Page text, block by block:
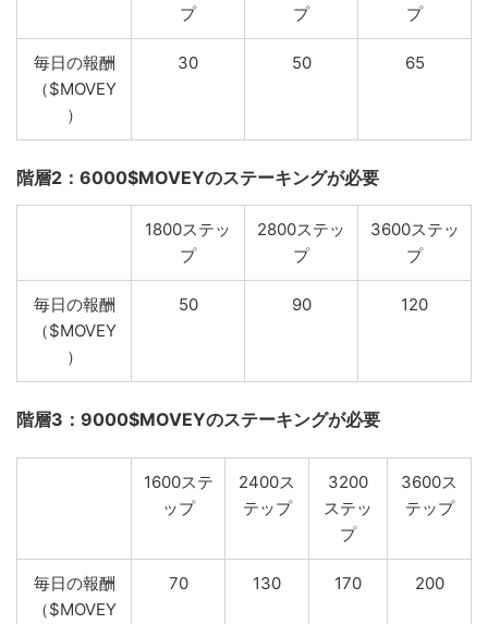
プ
プ
プ
毎日の報酬
（$MOVEY
）
30 50 65
階層2：6000$MOVEYのステーキングが必要
1800ステッ
プ
2800ステッ
プ
3600ステッ
プ
毎日の報酬
（$MOVEY
）
50 90 120
階層3：9000$MOVEYのステーキングが必要
1600ステ
ップ
2400ス
テップ
3200
ステッ
プ
3600ス
テップ
毎日の報酬
（$MOVEY
70 130 170 200